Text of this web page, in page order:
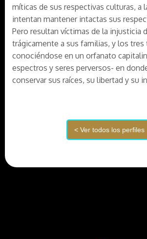
míticas de sus respectivas culturas, a
intentan mantener intactas sus
Pero resultan víctimas de la injusticia
trágicamente a sus familias, y los tres
conociéndose en un orfanato
espectros y seres perversos- en
conservar sus raíces, su libertad y su